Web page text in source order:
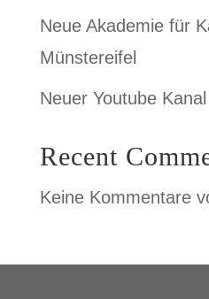
Neue Akademie für
Münstereifel
Neuer Youtube Kanal
Recent
Keine Kommentare